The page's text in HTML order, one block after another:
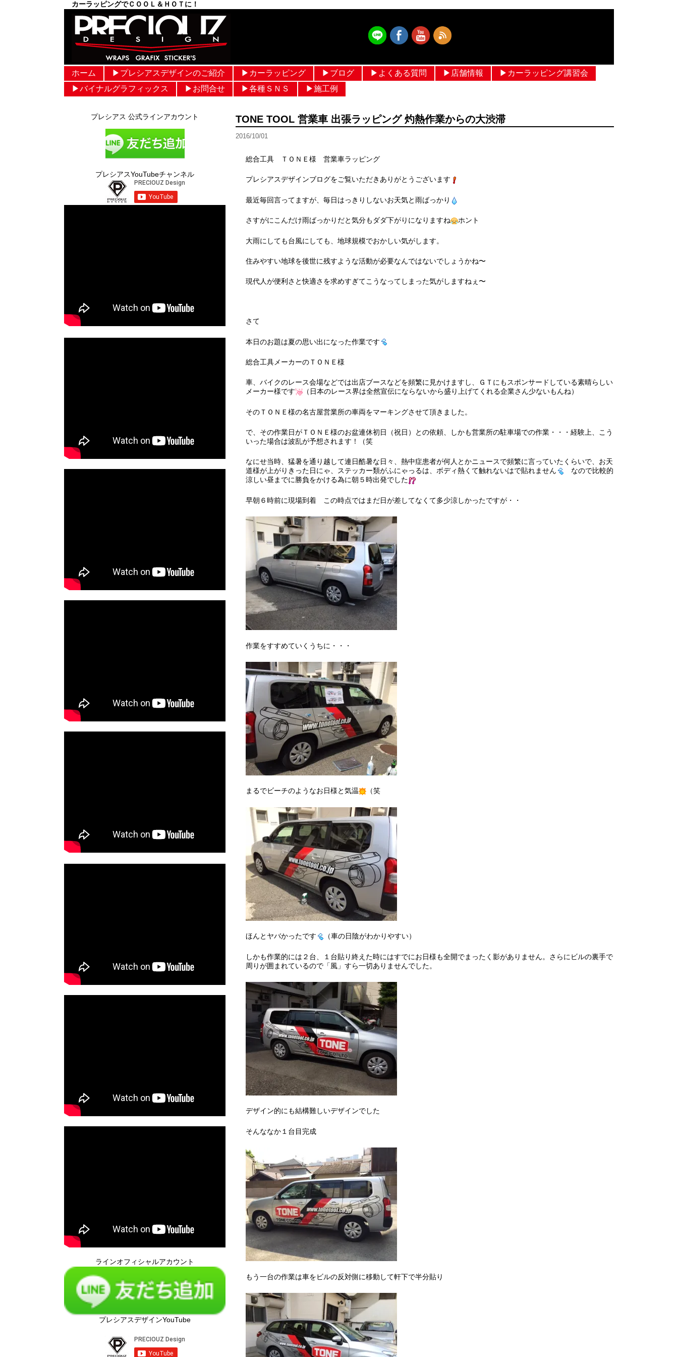
カーラッピングでＣＯＯＬ＆ＨＯＴに！
ホーム ▶︎プレシアスデザインのご紹介 ▶︎カーラッピング
フルラッピング価格 設定
ルーフラッピング
メッキモールラッピング
パートラッピング
ボンネットラッピング
フルカラーラッピング
ヘルメットラッピング
▶︎ブログ
作業ブログ
日常ブログ
▶︎よくある質問 ▶︎店舗情報
▶︎カーラッピング講習会
▶︎バイナルグラフィックス
▶︎お問合せ ▶︎各種ＳＮＳ ▶︎施工例
TONE TOOL 営業車 出張ラッピング 灼熱作業からの大渋滞
2016/10/01
総合工具 ＴＯＮＥ様 営業車ラッピング
プレシアスデザインブログをご覧いただきありがとうございます
最近毎回言ってますが、毎日はっきりしないお天気と雨ばっかり
さすがにこんだけ雨ばっかりだと気分もダダ下がりになりますね ホント
大雨にしても台風にしても、地球規模でおかしい気がします。
住みやすい地球を後世に残すような活動が必要なんではないでしょうかね〜
現代人が便利さと快適さを求めすぎてこうなってしまった気がしますねぇ〜
さて
本日のお題は夏の思い出になった作業です
総合工具メーカーのＴＯＮＥ様
車、バイクのレース会場などでは出店ブースなどを頻繁に見かけますし、ＧＴにもスポンサードしている素晴らしい
メーカー様です
（日本のレース界は全然宣伝にならないから盛り上げてくれる企業さん少ないもんね）
そのＴＯＮＥ様の名古屋営業所の車両をマーキングさせて頂きました。
で、その作業日がＴＯＮＥ様のお盆連休初日（祝日）との依頼、しかも営業所の駐車場での作業・・・経験上、こう
いった場合は波乱が予想されます！（笑
なにせ当時、猛暑を通り越して連日酷暑な日々、熱中症患者が何人とかニュースで頻繁に言っていたくらいで、お天
道様が上がりきった日にゃ、ステッカー類がふにゃっるは、ボディ熱くて触れないはで貼れません
なので比較的
涼しい昼までに勝負をかける為に朝５時出発でした
早朝６時前に現場到着 この時点ではまだ日が差してなくて多少涼しかったですが・・
作業をすすめていくうちに・・・
まるでビーチのようなお日様と気温 （笑
ほんとヤバかったです （車の日陰がわかりやすい）
しかも作業的には２台、１台貼り終えた時にはすでにお日様も全開でまったく影がありません。さらにビルの裏手で
周りが囲まれているので「風」すら一切ありませんでした。
デザイン的にも結構難しいデザインでした
そんななか１台目完成
もう一台の作業は車をビルの反対側に移動して軒下で半分貼り
プレシアス 公式ラインアカウント
プレシアスYouTubeチャンネル
ラインオフィシャルアカウント
プレシアスデザインYouTube